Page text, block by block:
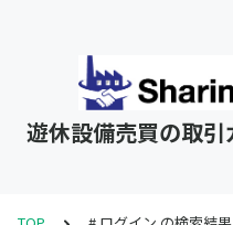
遊休設備売買の取